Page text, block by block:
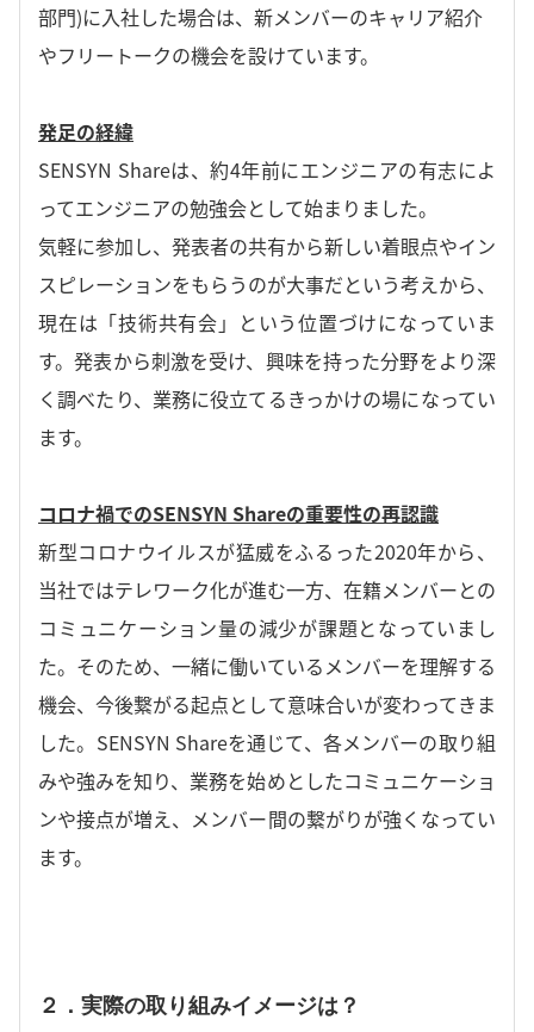
部門)に入社した場合は、新メンバーのキャリア紹介
やフリートークの機会を設けています。
発足の経緯
SENSYN Shareは、約4年前にエンジニアの有志によ
ってエンジニアの勉強会として始まりました。
気軽に参加し、発表者の共有から新しい着眼点やイン
スピレーションをもらうのが大事だという考えから、
現在は「技術共有会」という位置づけになっていま
す。発表から刺激を受け、興味を持った分野をより深
く調べたり、業務に役立てるきっかけの場になってい
ます。
コロナ禍でのSENSYN Shareの重要性の再認識
新型コロナウイルスが猛威をふるった2020年から、
当社ではテレワーク化が進む一方、在籍メンバーとの
コミュニケーション量の減少が課題となっていまし
た。そのため、一緒に働いているメンバーを理解する
機会、今後繋がる起点として意味合いが変わってきま
した。SENSYN Shareを通じて、各メンバーの取り組
みや強みを知り、業務を始めとしたコミュニケーショ
ンや接点が増え、メンバー間の繋がりが強くなってい
ます。
２．実際の取り組みイメージは？